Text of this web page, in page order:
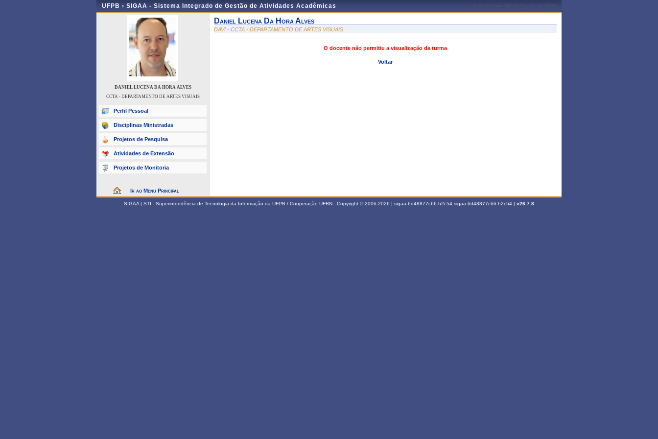
UFPB › SIGAA - Sistema Integrado de Gestão de Atividades Acadêmicas João Pessoa, 08 de Agosto de 2026
DANIEL LUCENA DA HORA ALVES
CCTA - DEPARTAMENTO DE ARTES VISUAIS
Perfil Pessoal
Disciplinas Ministradas
Projetos de Pesquisa
Atividades de Extensão
Projetos de Monitoria
Ir ao Menu Principal
Daniel Lucena Da Hora Alves
DAVI - CCTA - DEPARTAMENTO DE ARTES VISUAIS
O docente não permitiu a visualização da turma
Voltar
SIGAA | STI - Superintendência de Tecnologia da Informação da UFPB / Cooperação UFRN - Copyright © 2006-2026 | sigaa-6d48877c66-h2c54.sigaa-6d48877c66-h2c54 | v26.7.8